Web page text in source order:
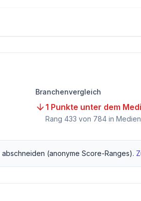
Branchenvergleich
1 Punkte unter dem
Rang 433 von 784 in
abschneiden (anonyme Score-Ranges).